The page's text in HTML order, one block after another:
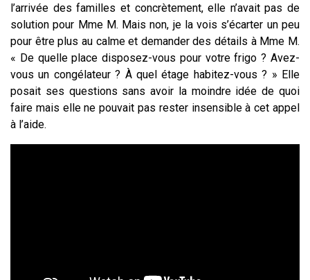
l’arrivée des familles et concrètement, elle n’avait pas de
solution pour Mme M. Mais non, je la vois s’écarter un peu
pour être plus au calme et demander des détails à Mme M.
« De quelle place disposez-vous pour votre frigo ? Avez-
vous un congélateur ? À quel étage habitez-vous ? » Elle
posait ses questions sans avoir la moindre idée de quoi
faire mais elle ne pouvait pas rester insensible à cet appel
à l’aide.